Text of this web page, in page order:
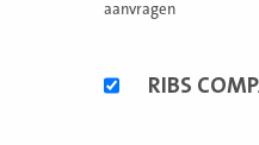
aanvragen
formules
RIBS